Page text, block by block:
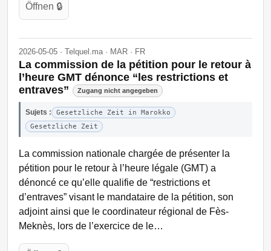
Öffnen 🔒
2026-05-05 · Telquel.ma · MAR · FR
La commission de la pétition pour le retour à
l’heure GMT dénonce “les restrictions et
entraves”
Zugang nicht angegeben
Sujets :
Gesetzliche Zeit in Marokko
Gesetzliche Zeit
La commission nationale chargée de présenter la
pétition pour le retour à l’heure légale (GMT) a
dénoncé ce qu’elle qualifie de “restrictions et
d’entraves” visant le mandataire de la pétition, son
adjoint ainsi que le coordinateur régional de Fès-
Meknès, lors de l’exercice de le…